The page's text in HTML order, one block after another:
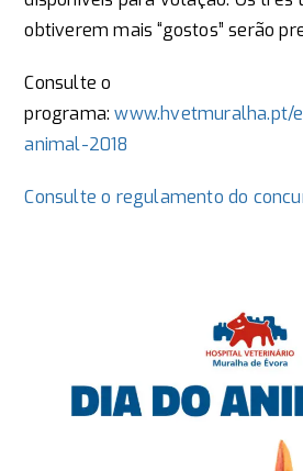
obtiverem mais “gostos” serão
Consulte o
programa:www.hvetmuralha.pt/
animal-2018
Consulte o regulamento do